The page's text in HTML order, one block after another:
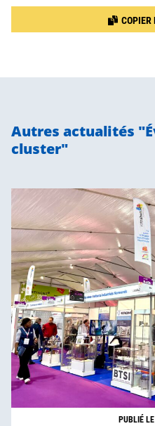
COPIER
Autres actualités
cluster"
PUBLIÉ